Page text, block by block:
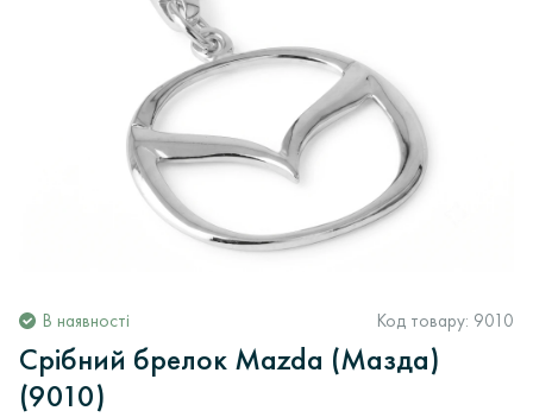
В наявності Код товару: 9010
Срібний брелок Mazda (Мазда)
(9010)